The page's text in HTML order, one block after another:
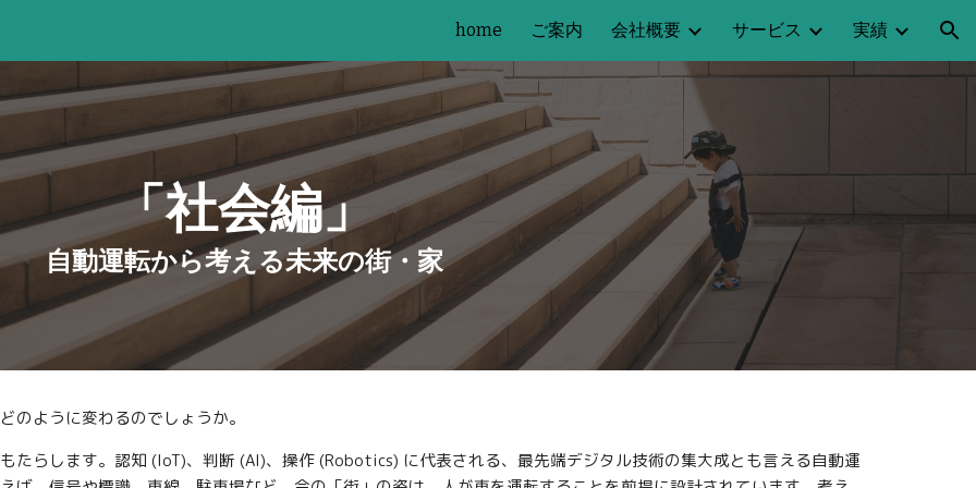
Skip to navigation
home ご案内 会社概要 サービス 実績
「社会編」
自動運転から考える未来の街・家
のように変わるのでしょうか。
たらします。認知 (IoT)、判断 (AI)、操作 (Robotics) に代表される、最先端デジタル技術の集大成とも言える自動運